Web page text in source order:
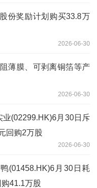
份奖励计划购买33.8万
2026-06-30
薄膜、可剥离铜箔等产
2026-06-30
业(02299.HK)6月30日斥
回购2万股
2026-06-30
(01458.HK)6月30日耗
41.1万股